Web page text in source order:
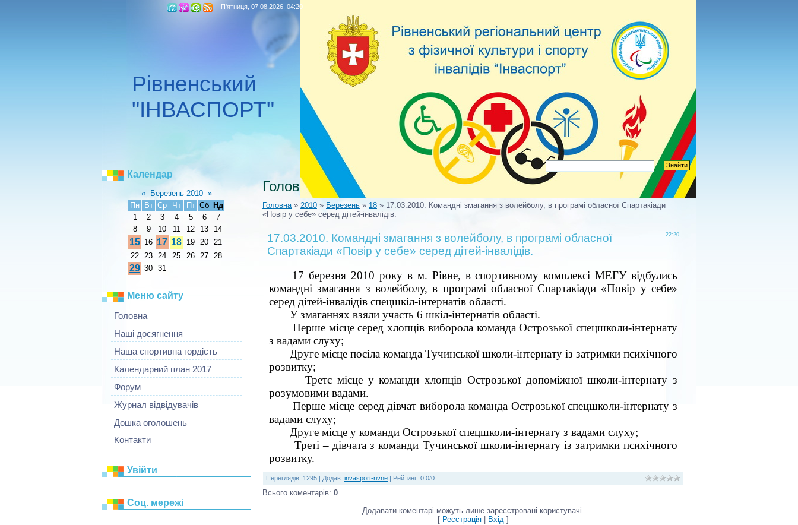
П'ятниця, 07.08.2026, 04:20
Рівненський
"ІНВАСПОРТ"
Головна
РеєстраціяВхідRSS
Календар
« Березень 2010 »
Пн
Вт Ср Чт Пт Сб Нд
1
2 3 4 5 6
7
8
9 10 11 12 13 14
15 16 17 18 19 20 21
22 23 24 25 26 27 28
29 30 31
Меню сайту
Головна
Наші досягнення
Наша спортивна гордість
Календарний план 2017
Форум
Журнал відвідувачів
Дошка оголошень
Контакти
Увійти
Соц. мережі
Головна
Головна» 2010 » Березень » 18 » 17.03.2010. Командні змагання з волейболу, в програмі обласної Спартакіади
«Повір у себе» серед дітей-інвалідів.
22:20
17.03.2010. Командні змагання з волейболу, в програмі обласної
Спартакіади «Повір у себе» серед дітей-інвалідів.
17 березня 2010 року в м. Рівне, в спортивному комплексі МЕГУ відбулись
командні змагання з волейболу, в програмі обласної Спартакіади «Повір у себе»
серед дітей-інвалідів спецшкіл-інтернатів області.
У змаганнях взяли участь 6 шкіл-інтернатів області.
Перше місце серед хлопців виборола команда Острозької спецшколи-інтернату
з вадами слуху;
Друге місце посіла команда Тучинської школи-інтернату із затримки психічного
розвитку;
Третє місце у команди хлопців Острозької допоміжної школи-інтернату з
розумовими вадами.
Перше місце серед дівчат виборола команда Острозької спецшколи-інтернату з
вадами слуху;
Друге місце у команди Острозької спецшколи-інтернату з вадами слуху;
Треті – дівчата з команди Тучинської школи-інтернату із затримки психічного
розвитку.
Переглядів: 1295 Додав: invasport-rivne Рейтинг: 0.0/0
Всього коментарів: 0
Додавати коментарі можуть лише зареєстровані користувачі.
[ Реєстрація Вхід ]